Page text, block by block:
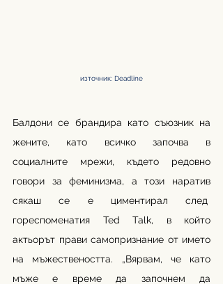
източник: Deadline
Балдони се брандира като съюзник на
жените, като всичко започва в
социалните мрежи, където редовно
говори за феминизма, а този наратив
сякаш се е циментирал след
гореспоменатия Ted Talk, в който
актьорът прави самопризнание от името
на мъжествеността. „Вярвам, че като
мъже е време да започнем да